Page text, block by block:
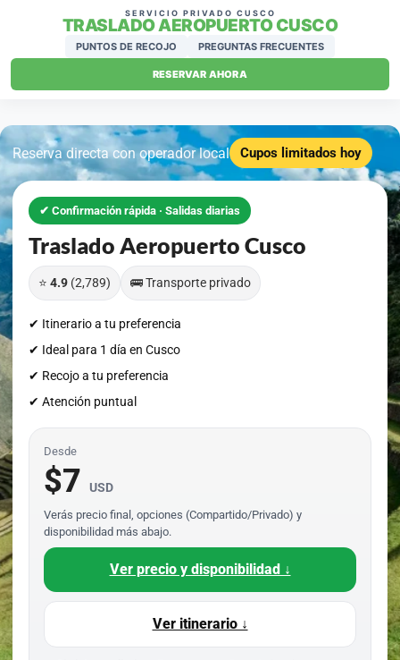
SERVICIO PRIVADO CUSCO
TRASLADO AEROPUERTO CUSCO
PUNTOS DE RECOJO PREGUNTAS FRECUENTES
RESERVAR AHORA
Reserva directa con operador local Cupos limitados hoy
✔ Confirmación rápida · Salidas diarias
Traslado Aeropuerto Cusco
⭐ 4.9 (2,789) 🚌 Transporte privado
✔ Itinerario a tu preferencia
✔ Ideal para 1 día en Cusco
✔ Recojo a tu preferencia
✔ Atención puntual
Desde
$7 USD
Verás precio final, opciones (Compartido/Privado) y
disponibilidad más abajo.
Ver precio y disponibilidad ↓
Ver itinerario ↓